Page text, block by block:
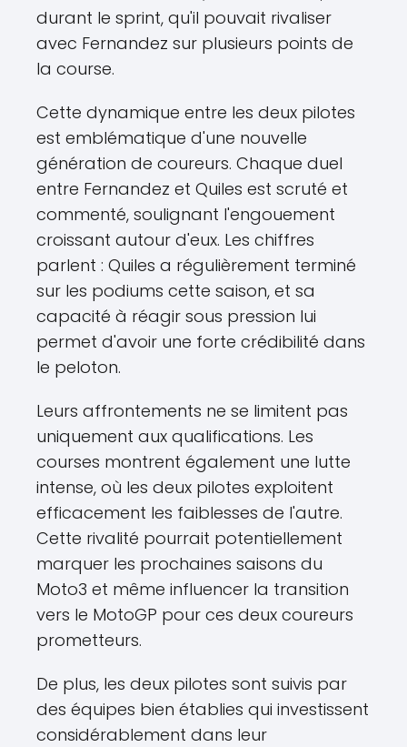
durant le sprint, qu'il pouvait rivaliser
avec Fernandez sur plusieurs points de
la course.
Cette dynamique entre les deux pilotes
est emblématique d'une nouvelle
génération de coureurs. Chaque duel
entre Fernandez et Quiles est scruté et
commenté, soulignant l'engouement
croissant autour d'eux. Les chiffres
parlent : Quiles a régulièrement terminé
sur les podiums cette saison, et sa
capacité à réagir sous pression lui
permet d'avoir une forte crédibilité dans
le peloton.
Leurs affrontements ne se limitent pas
uniquement aux qualifications. Les
courses montrent également une lutte
intense, où les deux pilotes exploitent
efficacement les faiblesses de l'autre.
Cette rivalité pourrait potentiellement
marquer les prochaines saisons du
Moto3 et même influencer la transition
vers le MotoGP pour ces deux coureurs
prometteurs.
De plus, les deux pilotes sont suivis par
des équipes bien établies qui investissent
considérablement dans leur